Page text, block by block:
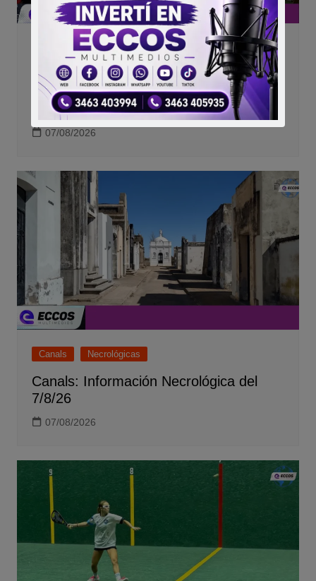
Canals Regionales
70° Expo Rural de Canals: tres días de
campo, música, tecnología y una
apuesta fuerte por los jóvenes
07/08/2026
Canals Necrológicas
Canals: Información Necrológica del
7/8/26
07/08/2026